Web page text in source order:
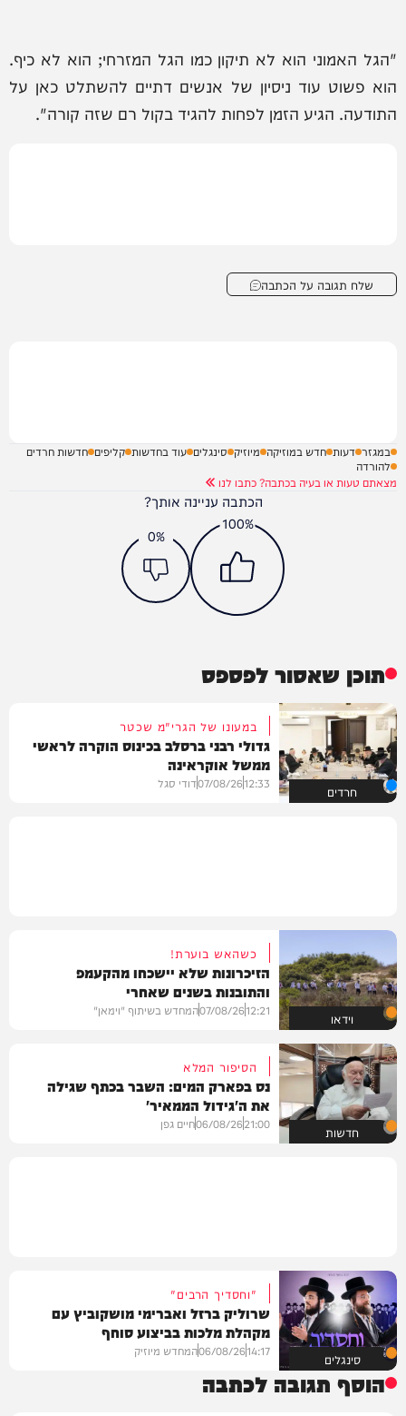
"הגל האמוני הוא לא תיקון כמו הגל המזרחי; הוא לא כיף.
הוא פשוט עוד ניסיון של אנשים דתיים להשתלט כאן על
התודעה. הגיע הזמן לפחות להגיד בקול רם שזה קורה".
שלח תגובה על הכתבה
במגזר דעות חדש במוזיקה מיוזיק סינגלים עוד בחדשות קליפים חדשות חרדים
להורדה
מצאתם טעות או בעיה בכתבה? כתבו לנו
הכתבה עניינה אותך?
100%
0%
תוכן שאסור לפספס
חרדים
במעונו של הגרי"מ שכטר
גדולי רבני ברסלב בכינוס הוקרה לראשי
ממשל אוקראינה
12:33
07/08/26דודי סגל
וידאו
כשהאש בוערת!
הזיכרונות שלא יישכחו מהקעמפ
והתובנות בשנים שאחרי
12:21
07/08/26המחדש בשיתוף "וימאן"
חדשות
הסיפור המלא
נס בפארק המים: השבר בכתף שגילה
את ה'גידול הממאיר'
21:00
06/08/26חיים גפן
סינגלים
"וחסדיך הרבים"
שרוליק ברזל ואברימי מושקוביץ עם
מקהלת מלכות בביצוע סוחף
14:17
06/08/26המחדש מיוזיק
הוסף תגובה לכתבה